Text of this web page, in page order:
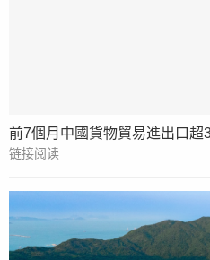
前7個月中國貨物貿易進出口超
链接阅读